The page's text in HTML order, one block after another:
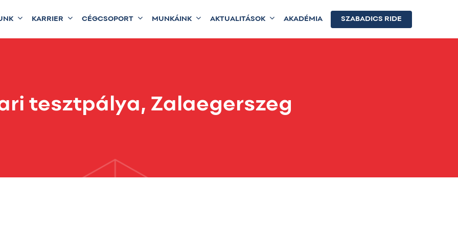
KARRIER CÉGCSOPORT MUNKÁINK AKTUALITÁSOK AKADÉMIA SZABADICS RIDE
tesztpálya, Zalaegerszeg